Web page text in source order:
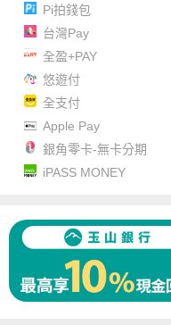
Pi拍錢包
台灣Pay
全盈+PAY
悠遊付
全支付
Apple Pay
銀角零卡-無卡分期
iPASS MONEY